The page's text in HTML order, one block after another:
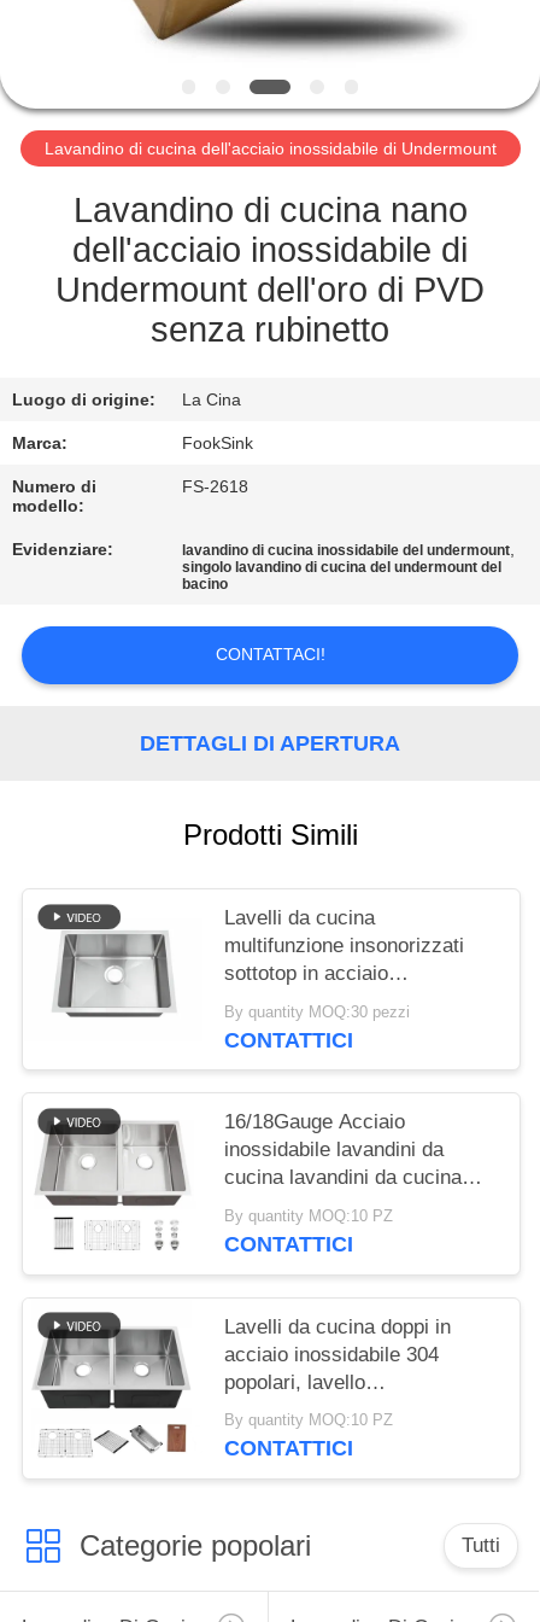
CONTROLLO
QUALITÀ
CONTATTICI
RICHIEDA
UNA
CITAZIONE
MAPPA
DEL
SITO
PRIVACY
Lavandino di cucina dell'acciaio inossidabile di Undermount
Lavandino di cucina nano
dell'acciaio inossidabile di
Undermount dell'oro di PVD
senza rubinetto
Luogo di origine: La Cina
Marca: FookSink
Numero di
modello:
FS-2618
Evidenziare: lavandino di cucina inossidabile del undermount,
singolo lavandino di cucina del undermount del
bacino
CONTATTACI!
DETTAGLI DI APERTURA
Prodotti Simili
Lavelli da cucina
multifunzione insonorizzati
sottotop in acciaio
inossidabile 304, lavelli
quadrati fatti a mano su
By quantity MOQ:30 pezzi
CONTATTICI
16/18Gauge Acciaio
inossidabile lavandini da
cucina lavandini da cucina
Sus304 finitura spazzolata
32x19 pollici lavandino a
By quantity MOQ:10 PZ
CONTATTICI
Lavelli da cucina doppi in
acciaio inossidabile 304
popolari, lavello
multifunzionale con accessori
By quantity MOQ:10 PZ
CONTATTICI
Categorie popolari Tutti